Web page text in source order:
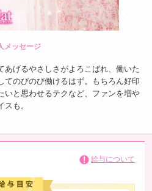
メッセージ
あげるやさしさがよろこばれ、働いた
てのびのび働けるはず。もちろん好印
いと思わせるテクなど、ファンを増や
も。
給与について